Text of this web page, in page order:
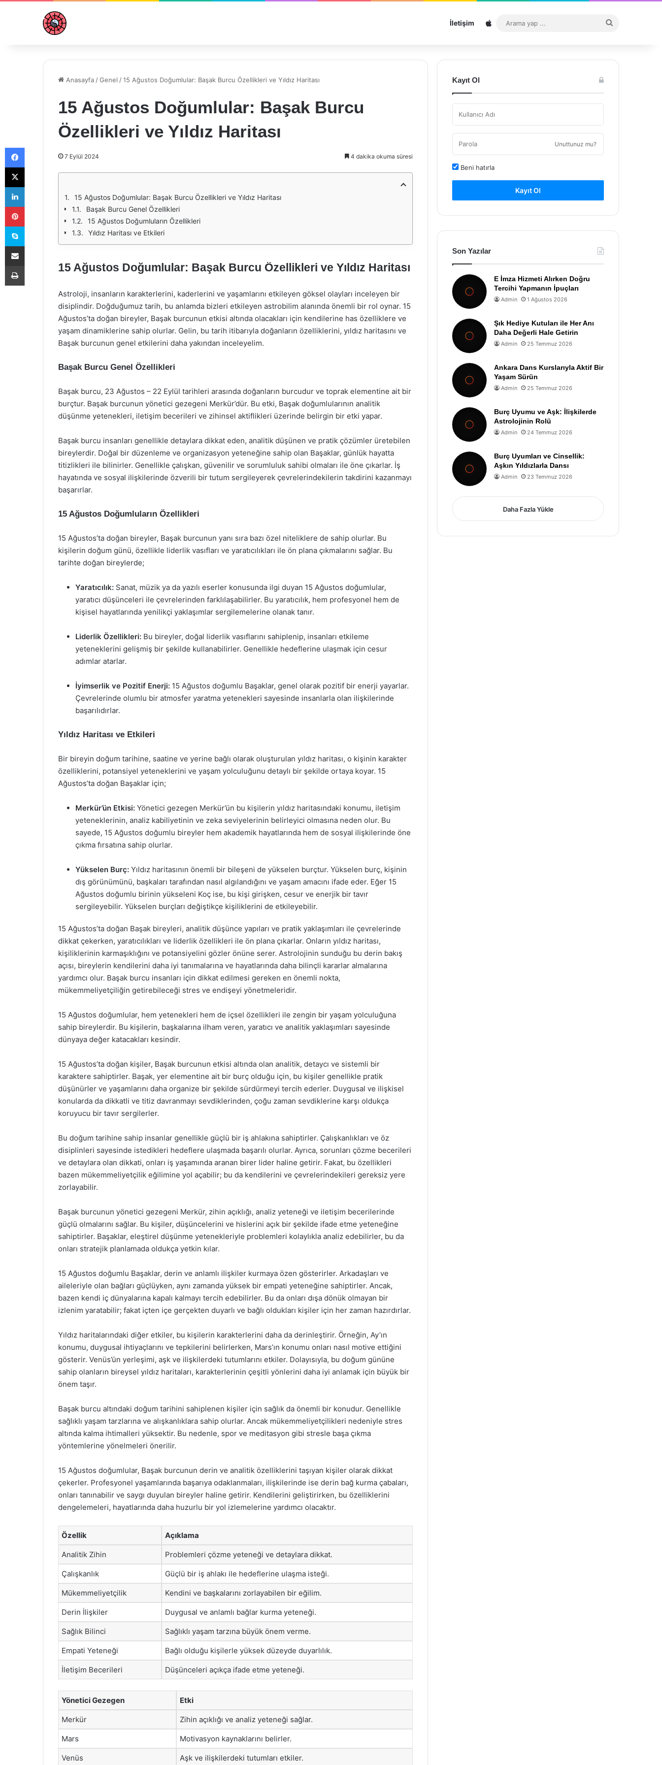
İletişim Sitemap
...
Anasayfa /Genel /15 Ağustos Doğumlular: Başak Burcu Özellikleri ve Yıldız Haritası
15 Ağustos Doğumlular: Başak Burcu
Özellikleri ve Yıldız Haritası
7 Eylül 2024 4 dakika okuma süresi
15 Ağustos Doğumlular: Başak Burcu Özellikleri ve Yıldız Haritası
Başak Burcu Genel Özellikleri
15 Ağustos Doğumluların Özellikleri
Yıldız Haritası ve Etkileri
15 Ağustos Doğumlular: Başak Burcu Özellikleri ve Yıldız Haritası
Astroloji, insanların karakterlerini, kaderlerini ve yaşamlarını etkileyen göksel olayları inceleyen bir
disiplindir. Doğduğumuz tarih, bu anlamda bizleri etkileyen astrobilim alanında önemli bir rol oynar. 15
Ağustos’ta doğan bireyler, Başak burcunun etkisi altında olacakları için kendilerine has özelliklere ve
yaşam dinamiklerine sahip olurlar. Gelin, bu tarih itibarıyla doğanların özelliklerini, yıldız haritasını ve
Başak burcunun genel etkilerini daha yakından inceleyelim.
Başak Burcu Genel Özellikleri
Başak burcu, 23 Ağustos – 22 Eylül tarihleri arasında doğanların burcudur ve toprak elementine ait bir
burçtur. Başak burcunun yönetici gezegeni Merkür’dür. Bu etki, Başak doğumlularının analitik
düşünme yetenekleri, iletişim becerileri ve zihinsel aktiflikleri üzerinde belirgin bir etki yapar.
Başak burcu insanları genellikle detaylara dikkat eden, analitik düşünen ve pratik çözümler üretebilen
bireylerdir. Doğal bir düzenleme ve organizasyon yeteneğine sahip olan Başaklar, günlük hayatta
titizlikleri ile bilinirler. Genellikle çalışkan, güvenilir ve sorumluluk sahibi olmaları ile öne çıkarlar. İş
hayatında ve sosyal ilişkilerinde özverili bir tutum sergileyerek çevrelerindekilerin takdirini kazanmayı
başarırlar.
15 Ağustos Doğumluların Özellikleri
15 Ağustos’ta doğan bireyler, Başak burcunun yanı sıra bazı özel niteliklere de sahip olurlar. Bu
kişilerin doğum günü, özellikle liderlik vasıfları ve yaratıcılıkları ile ön plana çıkmalarını sağlar. Bu
tarihte doğan bireylerde;
Yaratıcılık: Sanat, müzik ya da yazılı eserler konusunda ilgi duyan 15 Ağustos doğumlular,
yaratıcı düşünceleri ile çevrelerinden farklılaşabilirler. Bu yaratıcılık, hem profesyonel hem de
kişisel hayatlarında yenilikçi yaklaşımlar sergilemelerine olanak tanır.
Liderlik Özellikleri: Bu bireyler, doğal liderlik vasıflarını sahiplenip, insanları etkileme
yeteneklerini gelişmiş bir şekilde kullanabilirler. Genellikle hedeflerine ulaşmak için cesur
adımlar atarlar.
İyimserlik ve Pozitif Enerji: 15 Ağustos doğumlu Başaklar, genel olarak pozitif bir enerji yayarlar.
Çevrelerinde olumlu bir atmosfer yaratma yetenekleri sayesinde insanlarla olan ilişkilerinde
başarılıdırlar.
Yıldız Haritası ve Etkileri
Bir bireyin doğum tarihine, saatine ve yerine bağlı olarak oluşturulan yıldız haritası, o kişinin karakter
özelliklerini, potansiyel yeteneklerini ve yaşam yolculuğunu detaylı bir şekilde ortaya koyar. 15
Ağustos’ta doğan Başaklar için;
Merkür’ün Etkisi: Yönetici gezegen Merkür’ün bu kişilerin yıldız haritasındaki konumu, iletişim
yeteneklerinin, analiz kabiliyetinin ve zeka seviyelerinin belirleyici olmasına neden olur. Bu
sayede, 15 Ağustos doğumlu bireyler hem akademik hayatlarında hem de sosyal ilişkilerinde öne
çıkma fırsatına sahip olurlar.
Yükselen Burç: Yıldız haritasının önemli bir bileşeni de yükselen burçtur. Yükselen burç, kişinin
dış görünümünü, başkaları tarafından nasıl algılandığını ve yaşam amacını ifade eder. Eğer 15
Ağustos doğumlu birinin yükseleni Koç ise, bu kişi girişken, cesur ve enerjik bir tavır
sergileyebilir. Yükselen burçları değiştikçe kişiliklerini de etkileyebilir.
15 Ağustos’ta doğan Başak bireyleri, analitik düşünce yapıları ve pratik yaklaşımları ile çevrelerinde
dikkat çekerken, yaratıcılıkları ve liderlik özellikleri ile ön plana çıkarlar. Onların yıldız haritası,
kişiliklerinin karmaşıklığını ve potansiyelini gözler önüne serer. Astrolojinin sunduğu bu derin bakış
açısı, bireylerin kendilerini daha iyi tanımalarına ve hayatlarında daha bilinçli kararlar almalarına
yardımcı olur. Başak burcu insanları için dikkat edilmesi gereken en önemli nokta,
mükemmeliyetçiliğin getirebileceği stres ve endişeyi yönetmeleridir.
15 Ağustos doğumlular, hem yetenekleri hem de içsel özellikleri ile zengin bir yaşam yolculuğuna
sahip bireylerdir. Bu kişilerin, başkalarına ilham veren, yaratıcı ve analitik yaklaşımları sayesinde
dünyaya değer katacakları kesindir.
15 Ağustos’ta doğan kişiler, Başak burcunun etkisi altında olan analitik, detaycı ve sistemli bir
karaktere sahiptirler. Başak, yer elementine ait bir burç olduğu için, bu kişiler genellikle pratik
düşünürler ve yaşamlarını daha organize bir şekilde sürdürmeyi tercih ederler. Duygusal ve ilişkisel
konularda da dikkatli ve titiz davranmayı sevdiklerinden, çoğu zaman sevdiklerine karşı oldukça
koruyucu bir tavır sergilerler.
Bu doğum tarihine sahip insanlar genellikle güçlü bir iş ahlakına sahiptirler. Çalışkanlıkları ve öz
disiplinleri sayesinde istedikleri hedeflere ulaşmada başarılı olurlar. Ayrıca, sorunları çözme becerileri
ve detaylara olan dikkati, onları iş yaşamında aranan birer lider haline getirir. Fakat, bu özellikleri
bazen mükemmeliyetçilik eğilimine yol açabilir; bu da kendilerini ve çevrelerindekileri gereksiz yere
zorlayabilir.
Başak burcunun yönetici gezegeni Merkür, zihin açıklığı, analiz yeteneği ve iletişim becerilerinde
güçlü olmalarını sağlar. Bu kişiler, düşüncelerini ve hislerini açık bir şekilde ifade etme yeteneğine
sahiptirler. Başaklar, eleştirel düşünme yetenekleriyle problemleri kolaylıkla analiz edebilirler, bu da
onları stratejik planlamada oldukça yetkin kılar.
15 Ağustos doğumlu Başaklar, derin ve anlamlı ilişkiler kurmaya özen gösterirler. Arkadaşları ve
aileleriyle olan bağları güçlüyken, aynı zamanda yüksek bir empati yeteneğine sahiptirler. Ancak,
bazen kendi iç dünyalarına kapalı kalmayı tercih edebilirler. Bu da onları dışa dönük olmayan bir
izlenim yaratabilir; fakat içten içe gerçekten duyarlı ve bağlı oldukları kişiler için her zaman hazırdırlar.
Yıldız haritalarındaki diğer etkiler, bu kişilerin karakterlerini daha da derinleştirir. Örneğin, Ay’ın
konumu, duygusal ihtiyaçlarını ve tepkilerini belirlerken, Mars’ın konumu onları nasıl motive ettiğini
gösterir. Venüs’ün yerleşimi, aşk ve ilişkilerdeki tutumlarını etkiler. Dolayısıyla, bu doğum gününe
sahip olanların bireysel yıldız haritaları, karakterlerinin çeşitli yönlerini daha iyi anlamak için büyük bir
önem taşır.
Başak burcu altındaki doğum tarihini sahiplenen kişiler için sağlık da önemli bir konudur. Genellikle
sağlıklı yaşam tarzlarına ve alışkanlıklara sahip olurlar. Ancak mükemmeliyetçilikleri nedeniyle stres
altında kalma ihtimalleri yüksektir. Bu nedenle, spor ve meditasyon gibi stresle başa çıkma
yöntemlerine yönelmeleri önerilir.
15 Ağustos doğumlular, Başak burcunun derin ve analitik özelliklerini taşıyan kişiler olarak dikkat
çekerler. Profesyonel yaşamlarında başarıya odaklanmaları, ilişkilerinde ise derin bağ kurma çabaları,
onları tanınabilir ve saygı duyulan bireyler haline getirir. Kendilerini geliştirirken, bu özelliklerini
dengelemeleri, hayatlarında daha huzurlu bir yol izlemelerine yardımcı olacaktır.
Özellik Açıklama
Analitik Zihin Problemleri çözme yeteneği ve detaylara dikkat.
Çalışkanlık Güçlü bir iş ahlakı ile hedeflerine ulaşma isteği.
Mükemmeliyetçilik Kendini ve başkalarını zorlayabilen bir eğilim.
Derin İlişkiler Duygusal ve anlamlı bağlar kurma yeteneği.
Sağlık Bilinci Sağlıklı yaşam tarzına büyük önem verme.
Empati Yeteneği Bağlı olduğu kişilerle yüksek düzeyde duyarlılık.
İletişim Becerileri Düşünceleri açıkça ifade etme yeteneği.
Yönetici Gezegen Etki
Merkür Zihin açıklığı ve analiz yeteneği sağlar.
Mars Motivasyon kaynaklarını belirler.
Venüs Aşk ve ilişkilerdeki tutumları etkiler.
Kayıt Ol
Unuttunuz mu?
Beni hatırla
Kayıt Ol
Son Yazılar
E İmza Hizmeti Alırken Doğru
Tercihi Yapmanın İpuçları
Admin 1 Ağustos 2026
Şık Hediye Kutuları ile Her Anı
Daha Değerli Hale Getirin
Admin 25 Temmuz 2026
Ankara Dans Kurslarıyla Aktif Bir
Yaşam Sürün
Admin 25 Temmuz 2026
Burç Uyumu ve Aşk: İlişkilerde
Astrolojinin Rolü
Admin 24 Temmuz 2026
Burç Uyumları ve Cinsellik:
Aşkın Yıldızlarla Dansı
Admin 23 Temmuz 2026
Daha Fazla Yükle
Facebook
X
LinkedIn
Pinterest
Skype
E-Posta ile paylaş